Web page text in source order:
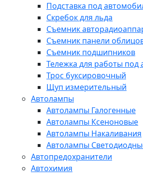
Подставка под
Скребок для льда
Съемник
Съемник панели
Съемник подшипников
Тележка для работы под
Трос буксировочный
Щуп измерительный
Автолампы
Автолампы Галогенные
Автолампы Ксеноновые
Автолампы Накаливания
Автолампы
Автопредохранители
Автохимия